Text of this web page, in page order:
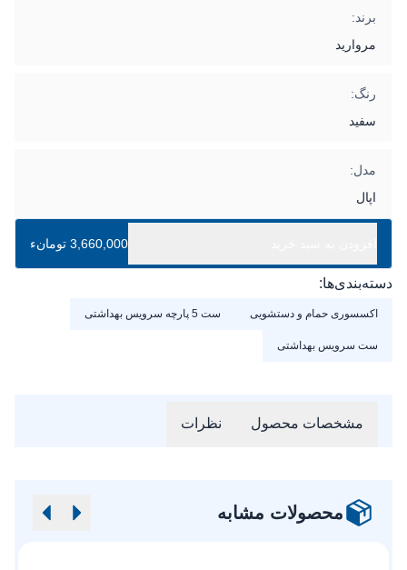
برند:
مروارید
رنگ:
سفید
مدل:
اپال
3,660,000 تومانء
دسته‌بندی‌ها:
اکسسوری حمام و دستشویی ست 5 پارچه سرویس بهداشتی
ست سرویس بهداشتی
مشخصات محصول نظرات
محصولات مشابه